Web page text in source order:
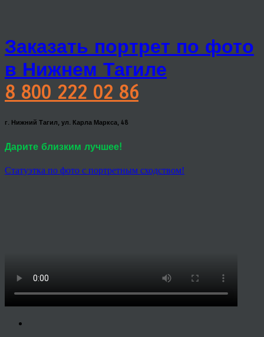
Заказать портрет по фото
в Нижнем Тагиле
8 800 222 02 86
г. Нижний Тагил, ул. Карла Маркса, 48
Дарите близким лучшее!
Статуэтка по фото с портретным сходством!